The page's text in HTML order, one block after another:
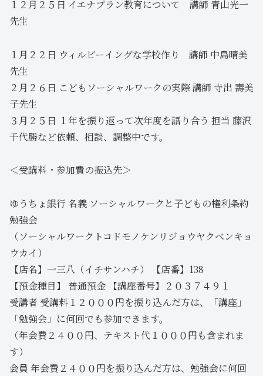
１２月２５日 イエナプラン教育について 講師 青山光一
先生
１月２２日 ウィルビーイングな学校作り 講師 中島晴美
先生
２月２６日 こどもソーシャルワークの実際 講師 寺出 壽美
子先生
３月２５日 １年を振り返って次年度を語り合う 担当 藤沢
千代勝など依頼、相談、調整中です。
＜受講料・参加費の振込先＞
ゆうちょ銀行 名義 ソーシャルワークと子どもの権利条約
勉強会
（ソーシャルワークトコドモノケンリジョウヤクベンキョ
ウカイ）
【店名】一三八（イチサンハチ） 【店番】138
【預金種目】 普通預金 【講座番号】２０３７４９１
受講者 受講料１２０００円を振り込んだ方は、「講座」
「勉強会」に何回でも参加できます。
（年会費２４００円、テキスト代１０００円も含まれま
す）
会員 年会費２４００円を振り込んだ方は、勉強会に何回